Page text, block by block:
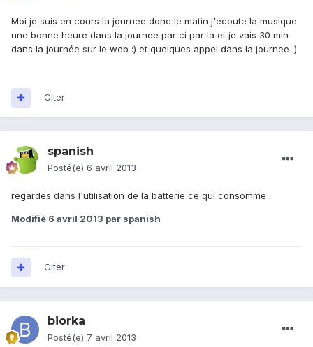
Moi je suis en cours la journee donc le matin j'ecoute la musique
une bonne heure dans la journee par ci par la et je vais 30 min
dans la journée sur le web :) et quelques appel dans la journee :)
Citer
spanish
Posté(e) 6 avril 2013
regardes dans l'utilisation de la batterie ce qui consomme .
Modifié 6 avril 2013 par spanish
Citer
biorka
Posté(e) 7 avril 2013